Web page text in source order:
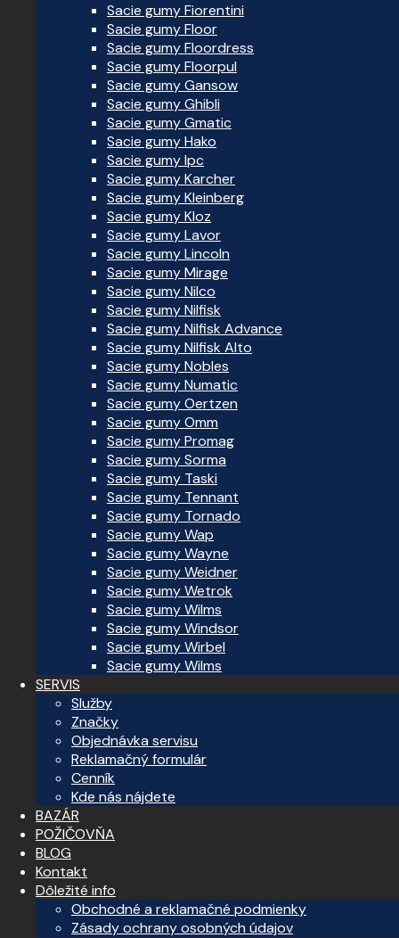
Sacie gumy Fiorentini
Sacie gumy Floor
Sacie gumy Floordress
Sacie gumy Floorpul
Sacie gumy Gansow
Sacie gumy Ghibli
Sacie gumy Gmatic
Sacie gumy Hako
Sacie gumy Ipc
Sacie gumy Karcher
Sacie gumy Kleinberg
Sacie gumy Kloz
Sacie gumy Lavor
Sacie gumy Lincoln
Sacie gumy Mirage
Sacie gumy Nilco
Sacie gumy Nilfisk
Sacie gumy Nilfisk Advance
Sacie gumy Nilfisk Alto
Sacie gumy Nobles
Sacie gumy Numatic
Sacie gumy Oertzen
Sacie gumy Omm
Sacie gumy Promag
Sacie gumy Sorma
Sacie gumy Taski
Sacie gumy Tennant
Sacie gumy Tornado
Sacie gumy Wap
Sacie gumy Wayne
Sacie gumy Weidner
Sacie gumy Wetrok
Sacie gumy Wilms
Sacie gumy Windsor
Sacie gumy Wirbel
Sacie gumy Wilms
SERVIS
Služby
Značky
Objednávka servisu
Reklamačný formulár
Cenník
Kde nás nájdete
BAZÁR
POŽIČOVŇA
BLOG
Kontakt
Dôležité info
Obchodné a reklamačné podmienky
Zásady ochrany osobných údajov